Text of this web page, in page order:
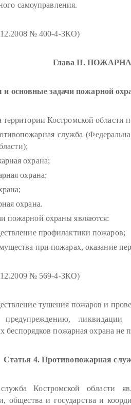
самоуправления.
№ 400-4-ЗКО)
Глава II.
основные задачи пожарной
Костромской области
служба
охрана;
охрана;
охрана.
пожарной охраны являются:
профилактики пожаров;
при пожарах, оказание
№ 569-4-ЗКО)
тушения пожаров и
ликвидации
беспорядков пожарная охрана не
Статья 4. Противопожарная
Костромской области
общества и государства и